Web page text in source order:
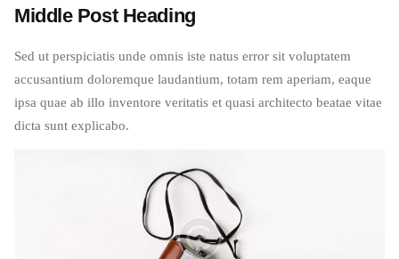
Middle Post Heading
Sed ut perspiciatis unde omnis iste natus error sit voluptatem
accusantium doloremque laudantium, totam rem aperiam, eaque
ipsa quae ab illo inventore veritatis et quasi architecto beatae vitae
dicta sunt explicabo.